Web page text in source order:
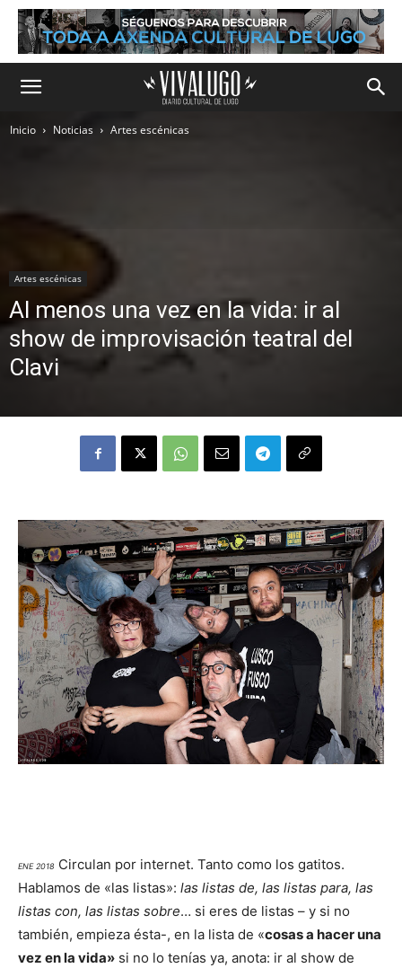
Inicio Noticias Artes escénicas
Artes escénicas
Al menos una vez en la vida: ir al
show de improvisación teatral del
Clavi
ENE 2018 Circulan por internet. Tanto como los gatitos.
Hablamos de «las listas»: las listas de, las listas para, las
listas con, las listas sobre… si eres de listas – y si no
también, empieza ésta-, en la lista de «cosas a hacer una
vez en la vida» si no lo tenías ya, anota: ir al show de